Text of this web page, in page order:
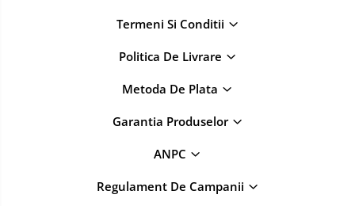
Termeni Si Conditii
Politica De Livrare
Metoda De Plata
Garantia Produselor
ANPC
Regulament De Campanii